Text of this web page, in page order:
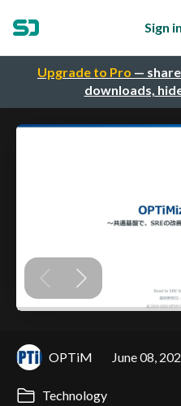
Upgrade to Pro —
downloads,
Sign in
OPTiM June 08,
Technology